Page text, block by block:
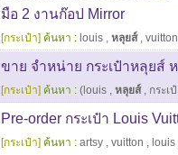
มือ 2 งานก๊อป Mirror
[กระเป๋า] ค้นหา : louis , หลุยส์, vuitton
ขาย จำหน่าย กระเป๋าหลุยส์
[กระเป๋า] ค้นหา : (louis , หลุยส์, กระเ
Pre-order กระเป๋า Louis
[กระเป๋า] ค้นหา : artsy , vuitton , louis